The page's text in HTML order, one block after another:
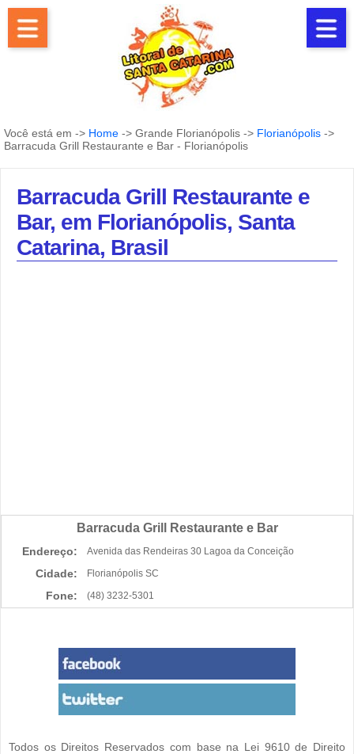
Você está em -> Home -> Grande Florianópolis -> Florianópolis ->
Barracuda Grill Restaurante e Bar - Florianópolis
Barracuda Grill Restaurante e
Bar, em Florianópolis, Santa
Catarina, Brasil
Barracuda Grill Restaurante e Bar
Endereço: Avenida das Rendeiras 30 Lagoa da Conceição
Cidade: Florianópolis SC
Fone: (48) 3232-5301
Todos os Direitos Reservados com base na Lei 9610 de Direito